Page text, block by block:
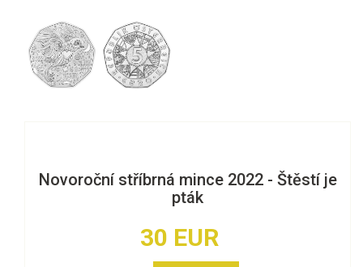
Novoroční stříbrná mince 2022 - Štěstí je
pták
30 EUR